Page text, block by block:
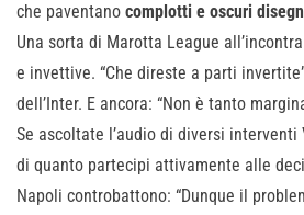
che paventano complotti e oscuri
Una sorta di Marotta League
e invettive. “Che direste a parti
dell’Inter. E ancora: “Non è tanto
Se ascoltate l’audio di diversi interventi
di quanto partecipi attivamente alle
Napoli controbattono: “Dunque il